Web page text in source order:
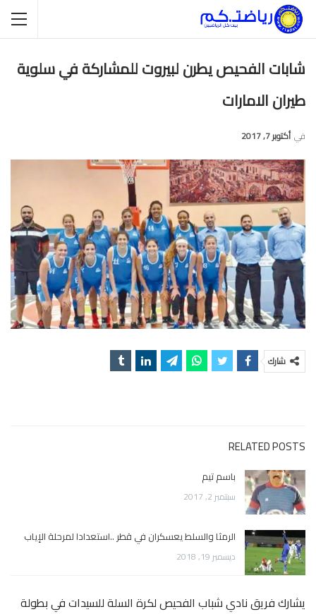
شابات الفحيص يطرن لبيروت للمشاركة في سلوية
طيران الامارات
في أكتوبر 7, 2017
شارك
RELATED POSTS
باسم تيم
سبتمبر 2, 2017
الرمثا والسلط يعسكران في قطر ..استعدادا لمرحلة الإياب
ديسمبر 19, 2018
يشارك فريق نادي شباب الفحيص لكرة السلة للسيدات في بطولة